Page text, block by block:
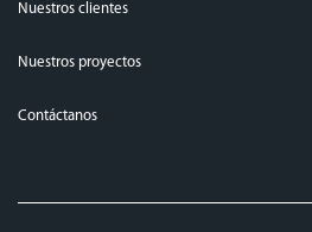
Nuestros clientes
Nuestros proyectos
Contáctanos